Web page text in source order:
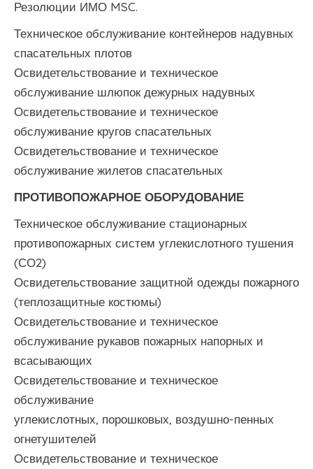
Резолюции ИМО MSC.
Техническое обслуживание контейнеров надувных
спасательных плотов
Освидетельствование и техническое
обслуживание шлюпок дежурных надувных
Освидетельствование и техническое
обслуживание кругов спасательных
Освидетельствование и техническое
обслуживание жилетов спасательных
ПРОТИВОПОЖАРНОЕ ОБОРУДОВАНИЕ
Техническое обслуживание стационарных
противопожарных систем углекислотного тушения
(СО2)
Освидетельствование защитной одежды пожарного
(теплозащитные костюмы)
Освидетельствование и техническое
обслуживание рукавов пожарных напорных и
всасывающих
Освидетельствование и техническое
обслуживание
углекислотных, порошковых, воздушно-пенных
огнетушителей
Освидетельствование и техническое